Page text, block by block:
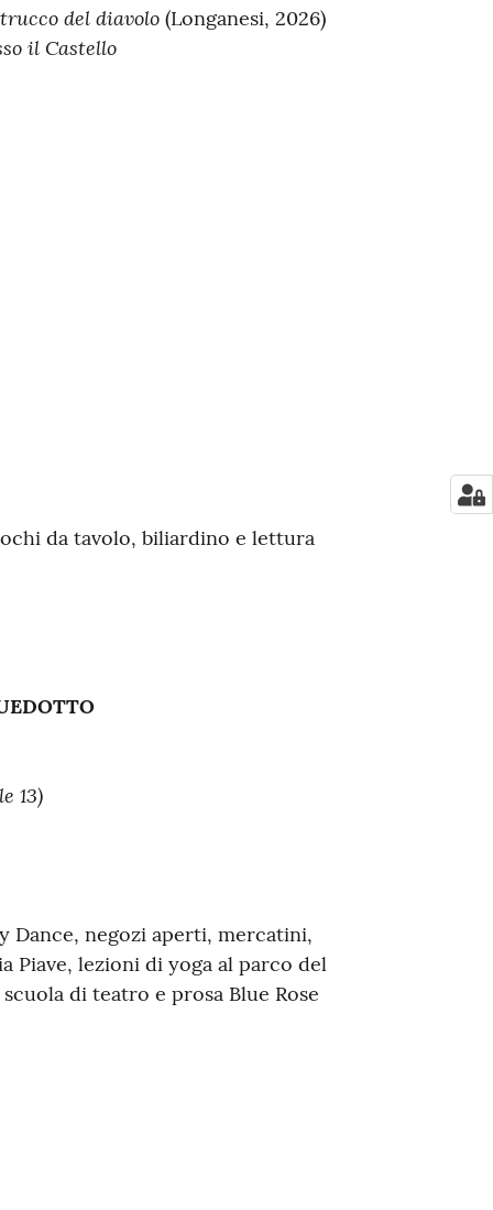
del diavolo(Longanesi, 2026)
il Castello
da tavolo, biliardino e lettura
13)
Dance, negozi aperti, mercatini,
Piave, lezioni di yoga al parco del
di teatro e prosa Blue Rose